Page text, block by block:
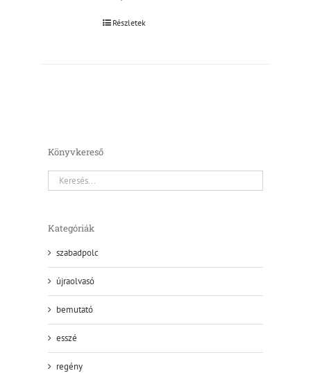
Részletek
Könyvkereső
Kategóriák
szabadpolc
újraolvasó
bemutató
esszé
regény